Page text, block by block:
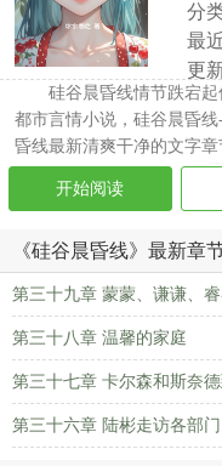
分
最
更
硅谷晨昏线情节跌宕
都市言情小说，硅谷晨昏
昏线最新清爽干净的文字章
开始阅读
《硅谷晨昏线》最新章
第三十九章 蒙蒙、谦谦、
第三十八章 温馨的家庭
第三十七章 卡尔森和斯奈
第三十六章 陆彬走访各部门